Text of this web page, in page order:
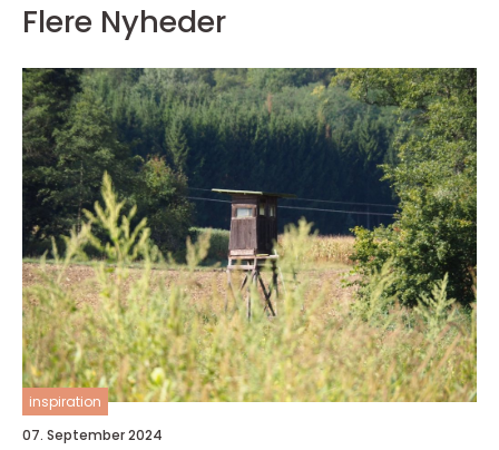
Flere Nyheder
inspiration
07. September 2024